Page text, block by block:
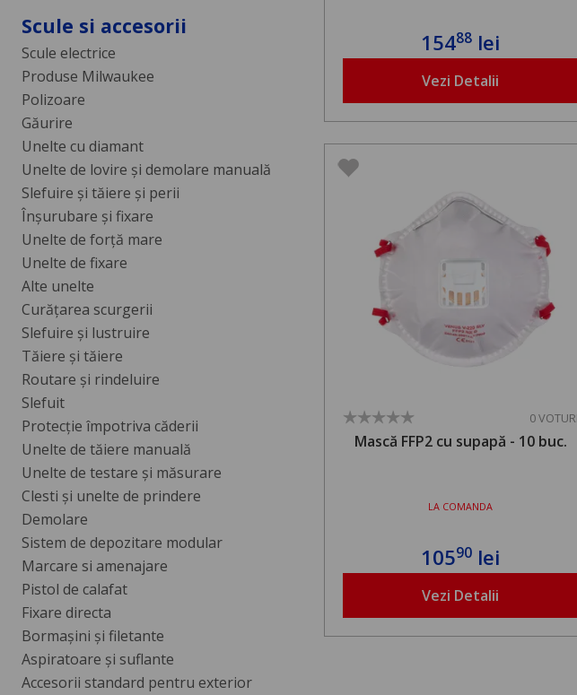
Scule si accesorii
Scule electrice
Produse Milwaukee
Polizoare
Găurire
Unelte cu diamant
Unelte de lovire și demolare manuală
Slefuire și tăiere și perii
Înșurubare și fixare
Unelte de forță mare
Unelte de fixare
Alte unelte
Curăţarea scurgerii
Slefuire şi lustruire
Tăiere şi tăiere
Routare şi rindeluire
Slefuit
Protecţie împotriva căderii
Unelte de tăiere manuală
Unelte de testare şi măsurare
Clesti şi unelte de prindere
Demolare
Sistem de depozitare modular
Marcare si amenajare
Pistol de calafat
Fixare directa
Bormașini și filetante
Aspiratoare și suflante
Accesorii standard pentru exterior
15488 lei
Vezi Detalii
0 VOTURI
Mască FFP2 cu supapă - 10 buc.
LA COMANDA
10590 lei
Vezi Detalii